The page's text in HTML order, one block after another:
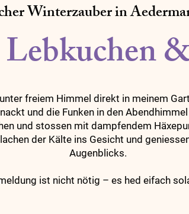
Winterzauber in
unter freiem Himmel direkt in meinem
und die Funken in den
und stossen mit dampfendem
der Kälte ins Gesicht und
Augenblicks.
ist nicht nötig – es hed eifach